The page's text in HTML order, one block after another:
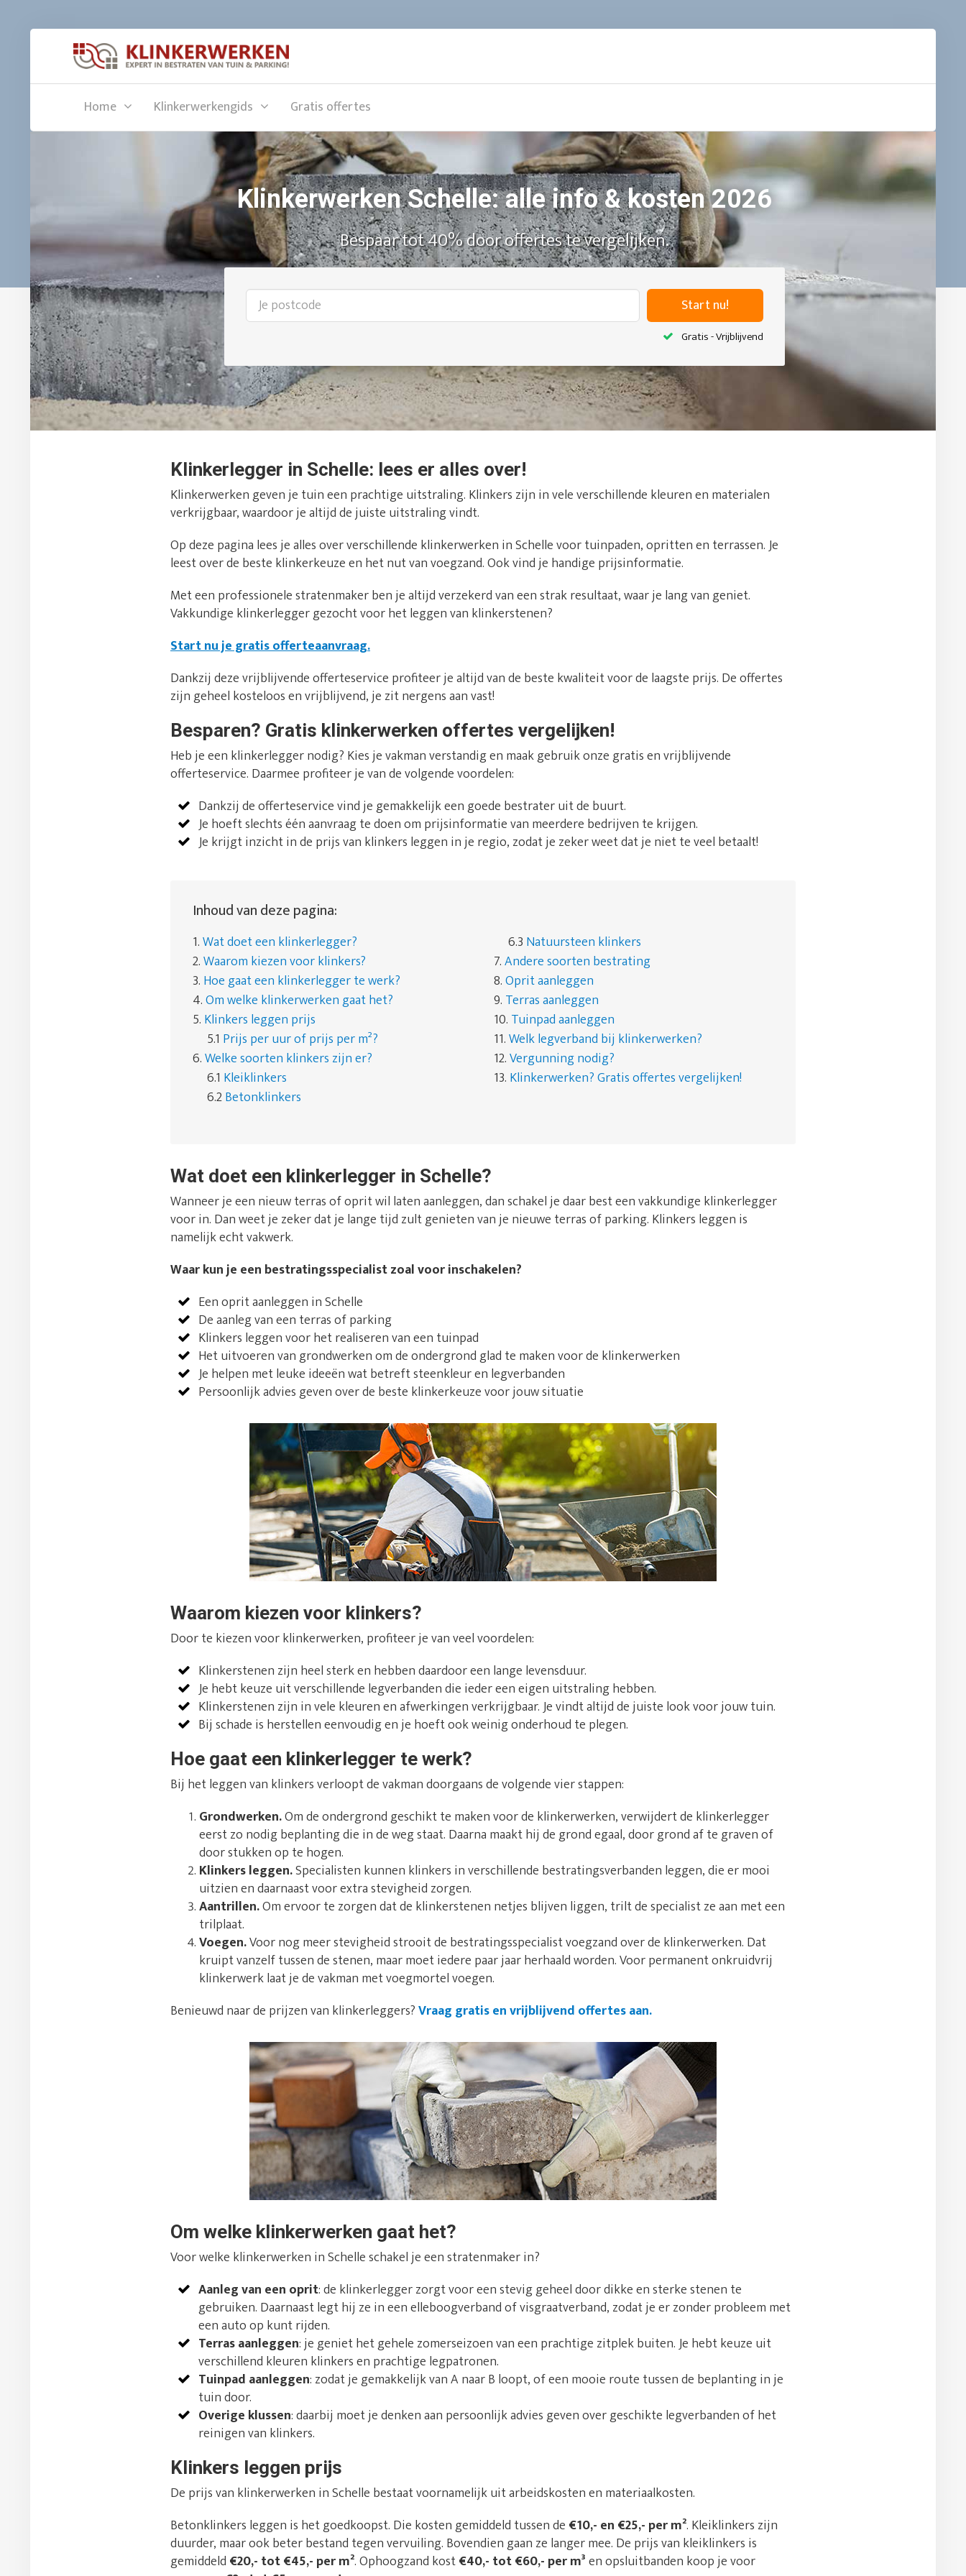
Home Klinkerwerkengids Gratis offertes
Klinkerwerken Schelle: alle info & kosten 2026
Bespaar tot 40% door offertes te vergelijken.
Start nu!
Gratis - Vrijblijvend
Klinkerlegger in Schelle: lees er alles over!
Klinkerwerken geven je tuin een prachtige uitstraling. Klinkers zijn in vele verschillende kleuren en materialen
verkrijgbaar, waardoor je altijd de juiste uitstraling vindt.
Op deze pagina lees je alles over verschillende klinkerwerken in Schelle voor tuinpaden, opritten en terrassen. Je
leest over de beste klinkerkeuze en het nut van voegzand. Ook vind je handige prijsinformatie.
Met een professionele stratenmaker ben je altijd verzekerd van een strak resultaat, waar je lang van geniet.
Vakkundige klinkerlegger gezocht voor het leggen van klinkerstenen?
Start nu je gratis offerteaanvraag.
Dankzij deze vrijblijvende offerteservice profiteer je altijd van de beste kwaliteit voor de laagste prijs. De offertes
zijn geheel kosteloos en vrijblijvend, je zit nergens aan vast!
Besparen? Gratis klinkerwerken offertes vergelijken!
Heb je een klinkerlegger nodig? Kies je vakman verstandig en maak gebruik onze gratis en vrijblijvende
offerteservice. Daarmee profiteer je van de volgende voordelen:
Dankzij de offerteservice vind je gemakkelijk een goede bestrater uit de buurt.
Je hoeft slechts één aanvraag te doen om prijsinformatie van meerdere bedrijven te krijgen.
Je krijgt inzicht in de prijs van klinkers leggen in je regio, zodat je zeker weet dat je niet te veel betaalt!
Inhoud van deze pagina:
1.Wat doet een klinkerlegger?
2.Waarom kiezen voor klinkers?
3. Hoe gaat een klinkerlegger te werk?
4.Om welke klinkerwerken gaat het?
5. Klinkers leggen prijs
5.1 Prijs per uur of prijs per m²?
6.Welke soorten klinkers zijn er?
6.1 Kleiklinkers
6.2Betonklinkers
6.3 Natuursteen klinkers
7.Andere soorten bestrating
8.Oprit aanleggen
9. Terras aanleggen
10. Tuinpad aanleggen
11.Welk legverband bij klinkerwerken?
12.Vergunning nodig?
13. Klinkerwerken? Gratis offertes vergelijken!
Wat doet een klinkerlegger in Schelle?
Wanneer je een nieuw terras of oprit wil laten aanleggen, dan schakel je daar best een vakkundige klinkerlegger
voor in. Dan weet je zeker dat je lange tijd zult genieten van je nieuwe terras of parking. Klinkers leggen is
namelijk echt vakwerk.
Waar kun je een bestratingsspecialist zoal voor inschakelen?
Een oprit aanleggen in Schelle
De aanleg van een terras of parking
Klinkers leggen voor het realiseren van een tuinpad
Het uitvoeren van grondwerken om de ondergrond glad te maken voor de klinkerwerken
Je helpen met leuke ideeën wat betreft steenkleur en legverbanden
Persoonlijk advies geven over de beste klinkerkeuze voor jouw situatie
Waarom kiezen voor klinkers?
Door te kiezen voor klinkerwerken, profiteer je van veel voordelen:
Klinkerstenen zijn heel sterk en hebben daardoor een lange levensduur.
Je hebt keuze uit verschillende legverbanden die ieder een eigen uitstraling hebben.
Klinkerstenen zijn in vele kleuren en afwerkingen verkrijgbaar. Je vindt altijd de juiste look voor jouw tuin.
Bij schade is herstellen eenvoudig en je hoeft ook weinig onderhoud te plegen.
Hoe gaat een klinkerlegger te werk?
Bij het leggen van klinkers verloopt de vakman doorgaans de volgende vier stappen:
Grondwerken.Om de ondergrond geschikt te maken voor de klinkerwerken, verwijdert de klinkerlegger
eerst zo nodig beplanting die in de weg staat. Daarna maakt hij de grond egaal, door grond af te graven of
door stukken op te hogen.
Klinkers leggen.Specialisten kunnen klinkers in verschillende bestratingsverbanden leggen, die er mooi
uitzien en daarnaast voor extra stevigheid zorgen.
Aantrillen.Om ervoor te zorgen dat de klinkerstenen netjes blijven liggen, trilt de specialist ze aan met een
trilplaat.
Voegen.Voor nog meer stevigheid strooit de bestratingsspecialist voegzand over de klinkerwerken. Dat
kruipt vanzelf tussen de stenen, maar moet iedere paar jaar herhaald worden. Voor permanent onkruidvrij
klinkerwerk laat je de vakman met voegmortel voegen.
Benieuwd naar de prijzen van klinkerleggers?Vraag gratis en vrijblijvend offertes aan.
Om welke klinkerwerken gaat het?
Voor welke klinkerwerken in Schelle schakel je een stratenmaker in?
Aanleg van een oprit: de klinkerlegger zorgt voor een stevig geheel door dikke en sterke stenen te
gebruiken. Daarnaast legt hij ze in een elleboogverband of visgraatverband, zodat je er zonder probleem met
een auto op kunt rijden.
Terras aanleggen: je geniet het gehele zomerseizoen van een prachtige zitplek buiten. Je hebt keuze uit
verschillend kleuren klinkers en prachtige legpatronen.
Tuinpad aanleggen: zodat je gemakkelijk van A naar B loopt, of een mooie route tussen de beplanting in je
tuin door.
Overige klussen: daarbij moet je denken aan persoonlijk advies geven over geschikte legverbanden of het
reinigen van klinkers.
Klinkers leggen prijs
De prijs van klinkerwerken in Schelle bestaat voornamelijk uit arbeidskosten en materiaalkosten.
Betonklinkers leggen is het goedkoopst. Die kosten gemiddeld tussen de €10,- en €25,- per m². Kleiklinkers zijn
duurder, maar ook beter bestand tegen vervuiling. Bovendien gaan ze langer mee. De prijs van kleiklinkers is
gemiddeld €20,- tot €45,- per m². Ophoogzand kost€40,- tot €60,- per m³en opsluitbanden koop je voor